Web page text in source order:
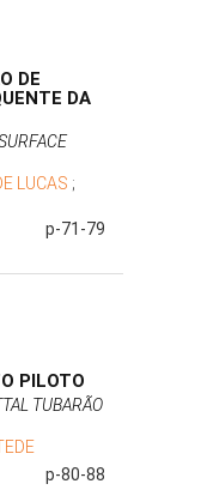
DE
DA
LUCAS ;
p-71-79
PILOTO
TUBARÃO
p-80-88